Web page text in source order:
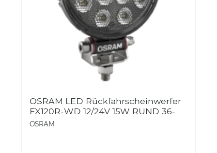
OSRAM LED Rückfahrscheinwerfer
FX120R-WD 12/24V 15W RUND 36-
3LEDDL108-WD
OSRAM